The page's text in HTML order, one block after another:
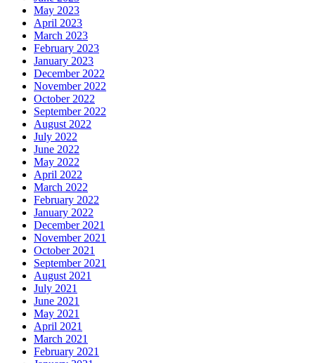
May 2023
April 2023
March 2023
February 2023
January 2023
December 2022
November 2022
October 2022
September 2022
August 2022
July 2022
June 2022
May 2022
April 2022
March 2022
February 2022
January 2022
December 2021
November 2021
October 2021
September 2021
August 2021
July 2021
June 2021
May 2021
April 2021
March 2021
February 2021